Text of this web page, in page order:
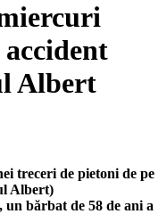
Albert
treceri de pietoni de pe
Albert)
un bărbat de 58 de ani a